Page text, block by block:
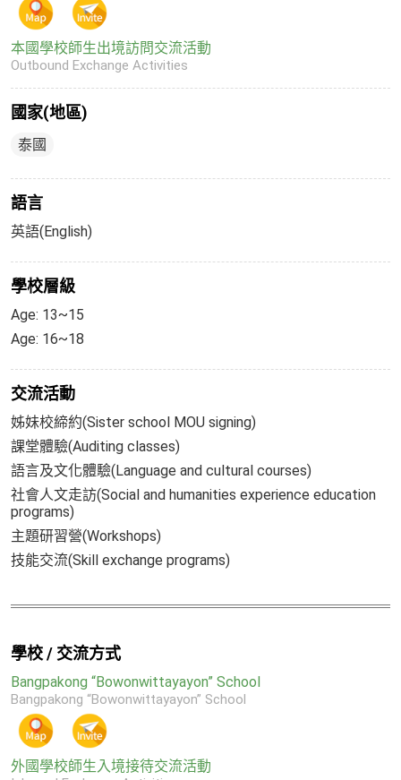
本國學校師生出境訪問交流活動
Outbound Exchange Activities
國家(地區)
泰國
語言
英語(English)
學校層級
Age: 13~15
Age: 16~18
交流活動
姊妹校締約(Sister school MOU signing)
課堂體驗(Auditing classes)
語言及文化體驗(Language and cultural courses)
社會人文走訪(Social and humanities experience education
programs)
主題研習營(Workshops)
技能交流(Skill exchange programs)
學校 / 交流方式
Bangpakong “Bowonwittayayon” School
Bangpakong “Bowonwittayayon” School
外國學校師生入境接待交流活動